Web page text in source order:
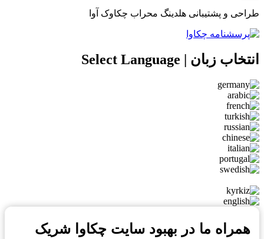
طراحی و پشتیبانی هلدینگ محراب چکاوک آوا
انتخاب زبان | Select Language